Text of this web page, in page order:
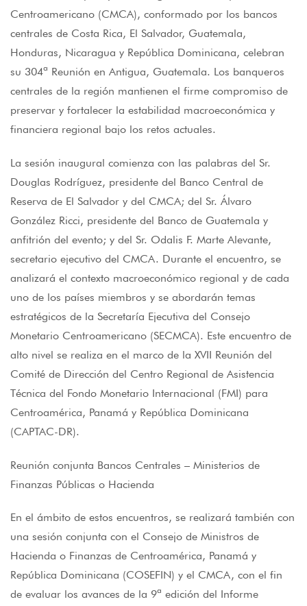
Centroamericano (CMCA), conformado por los bancos
centrales de Costa Rica, El Salvador, Guatemala,
Honduras, Nicaragua y República Dominicana, celebran
su 304ª Reunión en Antigua, Guatemala. Los banqueros
centrales de la región mantienen el firme compromiso de
preservar y fortalecer la estabilidad macroeconómica y
financiera regional bajo los retos actuales.
La sesión inaugural comienza con las palabras del Sr.
Douglas Rodríguez, presidente del Banco Central de
Reserva de El Salvador y del CMCA; del Sr. Álvaro
González Ricci, presidente del Banco de Guatemala y
anfitrión del evento; y del Sr. Odalis F. Marte Alevante,
secretario ejecutivo del CMCA. Durante el encuentro, se
analizará el contexto macroeconómico regional y de cada
uno de los países miembros y se abordarán temas
estratégicos de la Secretaría Ejecutiva del Consejo
Monetario Centroamericano (SECMCA). Este encuentro de
alto nivel se realiza en el marco de la XVII Reunión del
Comité de Dirección del Centro Regional de Asistencia
Técnica del Fondo Monetario Internacional (FMI) para
Centroamérica, Panamá y República Dominicana
(CAPTAC-DR).
Reunión conjunta Bancos Centrales – Ministerios de
Finanzas Públicas o Hacienda
En el ámbito de estos encuentros, se realizará también con
una sesión conjunta con el Consejo de Ministros de
Hacienda o Finanzas de Centroamérica, Panamá y
República Dominicana (COSEFIN) y el CMCA, con el fin
de evaluar los avances de la 9ª edición del Informe